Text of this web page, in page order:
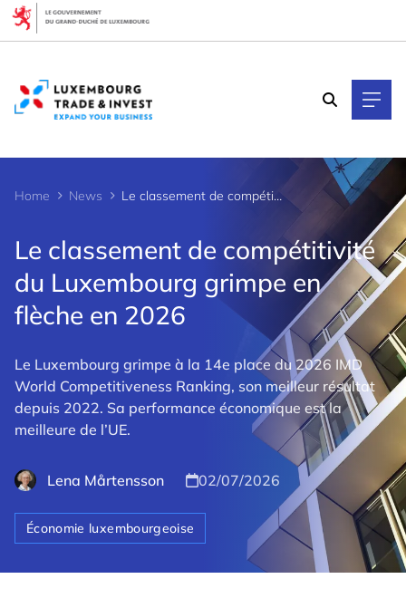
Home News Le classement de compétitivité du Luxembourg grimpe en flèche en 2026
Le classement de compétitivité
du Luxembourg grimpe en
flèche en 2026
Le Luxembourg grimpe à la 14e place du 2026 IMD
World Competitiveness Ranking, son meilleur résultat
depuis 2022. Sa performance économique est la
meilleure de l’UE.
Lena Mårtensson 02/07/2026
Économie luxembourgeoise
Cookies management panel